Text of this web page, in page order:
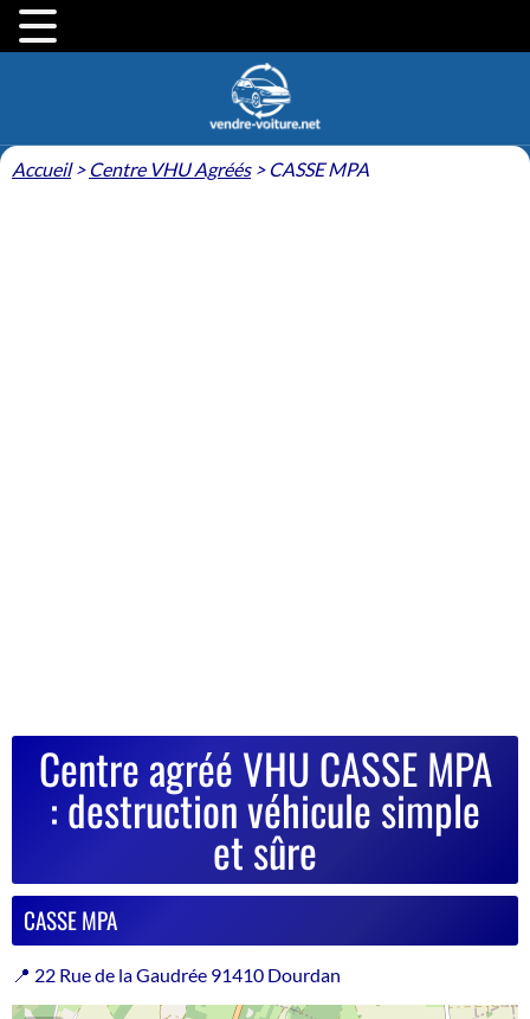
Accueil> Centre VHU Agréés> CASSE MPA
Centre agréé VHU CASSE MPA
: destruction véhicule simple
et sûre
CASSE MPA
📍 22 Rue de la Gaudrée 91410 Dourdan